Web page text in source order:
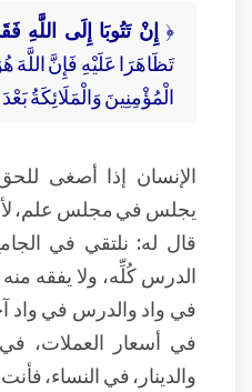
﴿ إِنْ تَتُوبَا إِلَى اللَّهِ
تَظَاهَرَا عَلَيْهِ فَإِنَّ اللَّهَ
الْمُؤْمِنِينَ وَالْمَلَائِكَةُ بَعْدَ
الإنسان إذا أصغى
يجلس في مجلس علم،
قال له: نلتقي في
الدرس كُلِّه، ولا يفقه
في واد والدرس في واد
في أسعار العملات،
والدينار، في النساء،